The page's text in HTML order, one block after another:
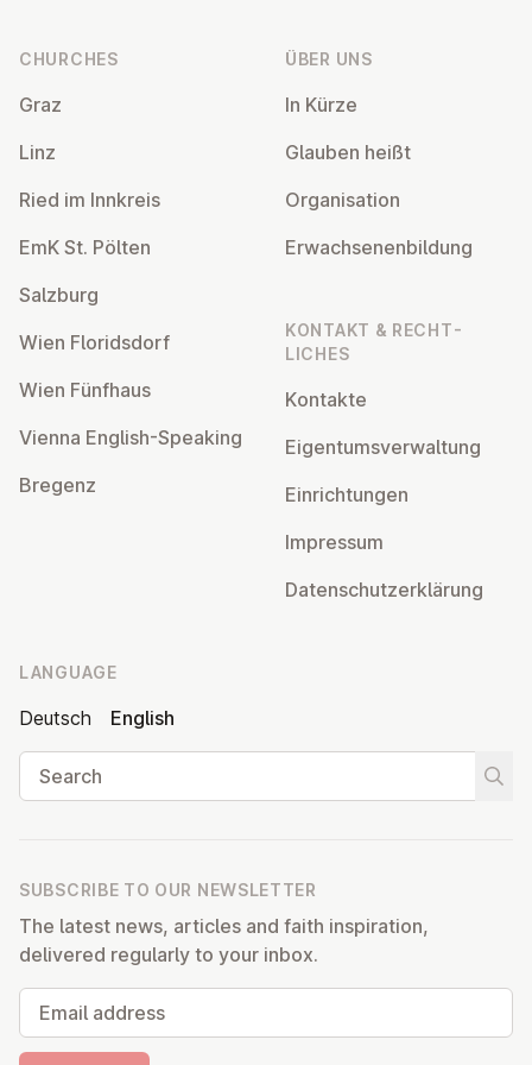
CHURCHES
Graz
Linz
Ried im Innkreis
EmK St. Pölten
Salzburg
Wien Flor­idsdorf
Wien Fünfhaus
Vienna English-Speaking
Bregenz
ÜBER UNS
In Kürze
Glauben heißt
Or­gan­isa­tion
Er­wach­sen­en­bildung
KONTAKT & RECHT­
LICHES
Kontakte
Ei­gentums­ver­wal­tung
Ein­rich­tun­gen
Impressum
Datens­chutzerklärung
LANGUAGE
Deutsch
English
Search
SUBSCRIBE TO OUR NEWSLETTER
The latest news, articles and faith inspiration,
delivered regularly to your inbox.
Email address